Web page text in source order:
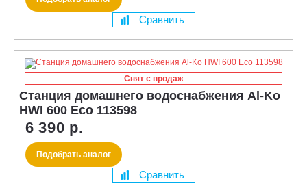
Сравнить
Снят с продаж
Станция домашнего водоснабжения Al-Ko
HWI 600 Eco 113598
6 390 р.
Подобрать аналог
Сравнить